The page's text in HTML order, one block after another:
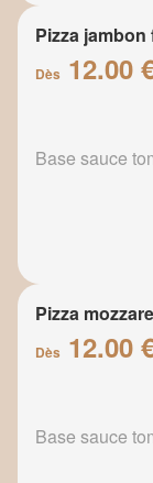
Pizza
Dès 12.00
Base sauce
Pizza
Dès 12.00
Base sauce